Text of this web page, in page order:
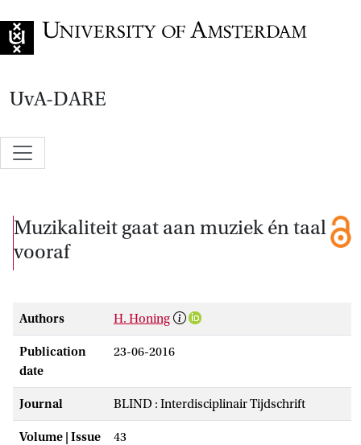
UvA-DARE
Muzikaliteit gaat aan muziek én taal
vooraf
Authors H. Honing
Publication
date
23-06-2016
Journal BLIND : Interdisciplinair Tijdschrift
Volume | Issue
43